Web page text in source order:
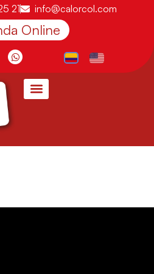
21 info@calorcol.com
Online